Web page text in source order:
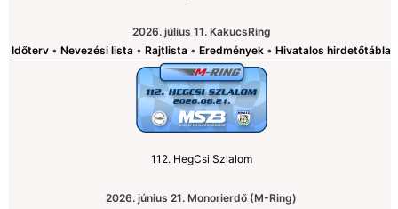
2026. július 11. KakucsRing
Időterv • Nevezési lista • Rajtlista • Eredmények • Hivatalos hirdetőtábla
112. HegCsi Szlalom
2026. június 21. Monorierdő (M-Ring)